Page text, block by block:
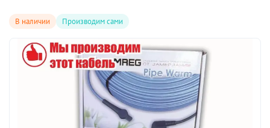
В наличии Производим сами